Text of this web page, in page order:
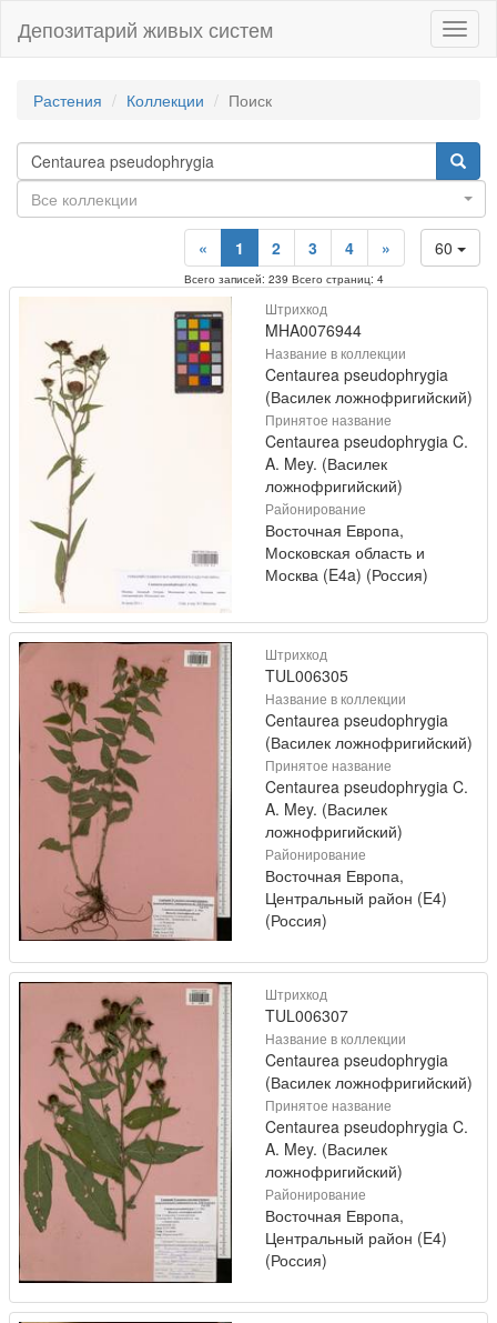
Депозитарий живых систем
Растения Коллекции Поиск
Все коллекции
60
« 1 2 3 4 »
Всего записей: 239 Всего страниц: 4
Штрихкод
MHA0076944
Название в коллекции
Centaurea pseudophrygia
(Василек ложнофригийский)
Принятое название
Centaurea pseudophrygia C.
A. Mey. (Василек
ложнофригийский)
Районирование
Восточная Европа,
Московская область и
Москва (E4a) (Россия)
Штрихкод
TUL006305
Название в коллекции
Centaurea pseudophrygia
(Василек ложнофригийский)
Принятое название
Centaurea pseudophrygia C.
A. Mey. (Василек
ложнофригийский)
Районирование
Восточная Европа,
Центральный район (E4)
(Россия)
Штрихкод
TUL006307
Название в коллекции
Centaurea pseudophrygia
(Василек ложнофригийский)
Принятое название
Centaurea pseudophrygia C.
A. Mey. (Василек
ложнофригийский)
Районирование
Восточная Европа,
Центральный район (E4)
(Россия)